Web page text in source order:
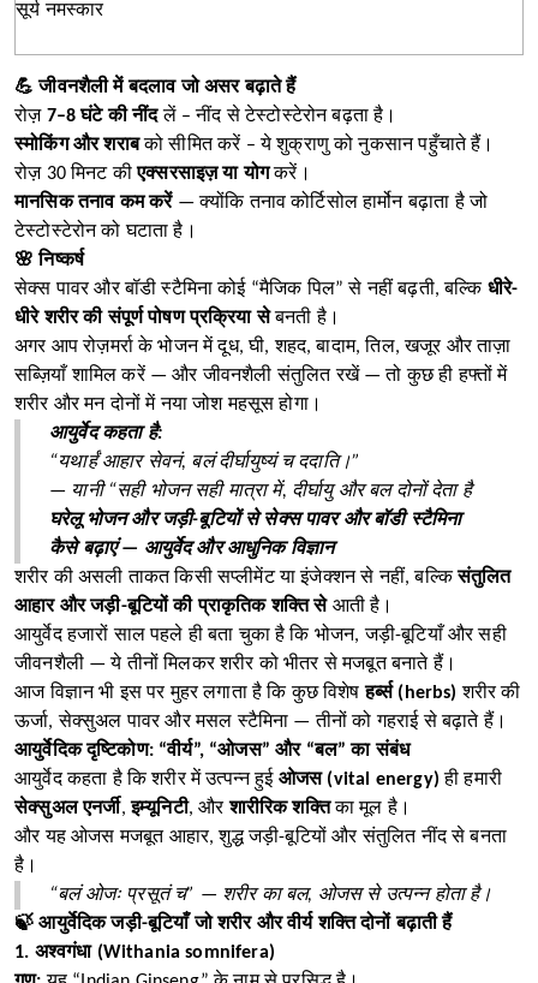
सूर्य नमस्कार
💪 जीवनशैली में बदलाव जो असर बढ़ाते हैं
रोज़ 7–8 घंटे की नींदलें – नींद से टेस्टोस्टेरोन बढ़ता है।
स्मोकिंग और शराबको सीमित करें – ये शुक्राणु को नुकसान पहुँचाते हैं।
रोज़ 30 मिनट कीएक्सरसाइज़ या योगकरें।
मानसिक तनाव कम करें— क्योंकि तनाव कोर्टिसोल हार्मोन बढ़ाता है जो
टेस्टोस्टेरोन को घटाता है।
🌸 निष्कर्ष
सेक्स पावर और बॉडी स्टैमिना कोई “मैजिक पिल” से नहीं बढ़ती, बल्कि धीरे-
धीरे शरीर की संपूर्ण पोषण प्रक्रिया सेबनती है।
अगर आप रोज़मर्रा के भोजन में दूध, घी, शहद, बादाम, तिल, खजूर और ताज़ा
सब्ज़ियाँ शामिल करें — और जीवनशैली संतुलित रखें — तो कुछ ही हफ्तों में
शरीर और मन दोनों में नया जोश महसूस होगा।
आयुर्वेद कहता है:
“यथार्हं आहार सेवनं, बलं दीर्घायुष्यं च ददाति।”
— यानी “सही भोजन सही मात्रा में, दीर्घायु और बल दोनों देता है
घरेलू भोजन और जड़ी-बूटियों से सेक्स पावर और बॉडी स्टैमिना
कैसे बढ़ाएं — आयुर्वेद और आधुनिक विज्ञान
शरीर की असली ताकत किसी सप्लीमेंट या इंजेक्शन से नहीं, बल्किसंतुलित
आहार और जड़ी-बूटियों की प्राकृतिक शक्ति सेआती है।
आयुर्वेद हजारों साल पहले ही बता चुका है कि भोजन, जड़ी-बूटियाँ और सही
जीवनशैली — ये तीनों मिलकर शरीर को भीतर से मजबूत बनाते हैं।
आज विज्ञान भी इस पर मुहर लगाता है कि कुछ विशेषहर्ब्स (herbs) शरीर की
ऊर्जा, सेक्सुअल पावर और मसल स्टैमिना — तीनों को गहराई से बढ़ाते हैं।
आयुर्वेदिक दृष्टिकोण: “वीर्य”, “ओजस” और “बल” का संबंध
आयुर्वेद कहता है कि शरीर में उत्पन्न हुई ओजस (vital energy) ही हमारी
सेक्सुअल एनर्जी,इम्यूनिटी, औरशारीरिक शक्तिका मूल है।
और यह ओजस मजबूत आहार, शुद्ध जड़ी-बूटियों और संतुलित नींद से बनता
है।
“बलं ओजः प्रसूतं च” — शरीर का बल, ओजस से उत्पन्न होता है।
🍃 आयुर्वेदिक जड़ी-बूटियाँ जो शरीर और वीर्य शक्ति दोनों बढ़ाती हैं
1. अश्वगंधा (Withania somnifera)